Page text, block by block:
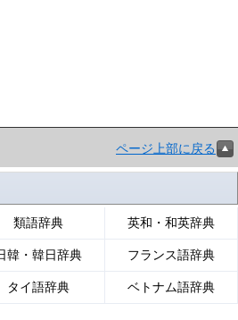
ページ上部に戻る
類語辞典 英和・和英辞典
韓・韓日辞典 フランス語辞典
タイ語辞典 ベトナム語辞典